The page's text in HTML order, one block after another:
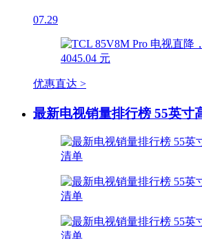
07.29
优惠直达 >
最新电视销量排行榜 55英寸